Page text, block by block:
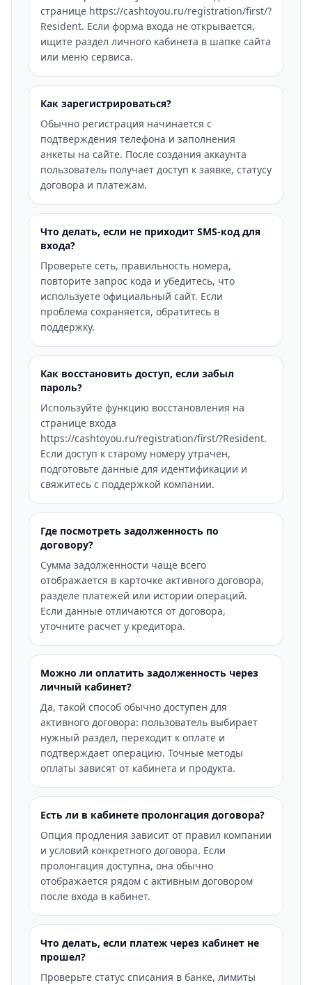
странице https://cashtoyou.ru/registration/first/?
Resident. Если форма входа не открывается,
ищите раздел личного кабинета в шапке сайта
или меню сервиса.
Как зарегистрироваться?
Обычно регистрация начинается с
подтверждения телефона и заполнения
анкеты на сайте. После создания аккаунта
пользователь получает доступ к заявке, статусу
договора и платежам.
Что делать, если не приходит SMS-код для
входа?
Проверьте сеть, правильность номера,
повторите запрос кода и убедитесь, что
используете официальный сайт. Если
проблема сохраняется, обратитесь в
поддержку.
Как восстановить доступ, если забыл
пароль?
Используйте функцию восстановления на
странице входа
https://cashtoyou.ru/registration/first/?Resident.
Если доступ к старому номеру утрачен,
подготовьте данные для идентификации и
свяжитесь с поддержкой компании.
Где посмотреть задолженность по
договору?
Сумма задолженности чаще всего
отображается в карточке активного договора,
разделе платежей или истории операций.
Если данные отличаются от договора,
уточните расчет у кредитора.
Можно ли оплатить задолженность через
личный кабинет?
Да, такой способ обычно доступен для
активного договора: пользователь выбирает
нужный раздел, переходит к оплате и
подтверждает операцию. Точные методы
оплаты зависят от кабинета и продукта.
Есть ли в кабинете пролонгация договора?
Опция продления зависит от правил компании
и условий конкретного договора. Если
пролонгация доступна, она обычно
отображается рядом с активным договором
после входа в кабинет.
Что делать, если платеж через кабинет не
прошел?
Проверьте статус списания в банке, лимиты